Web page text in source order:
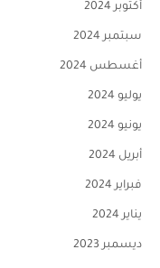
أكتوبر 2024
سبتمبر 2024
أغسطس 2024
يوليو 2024
يونيو 2024
أبريل 2024
فبراير 2024
يناير 2024
ديسمبر 2023